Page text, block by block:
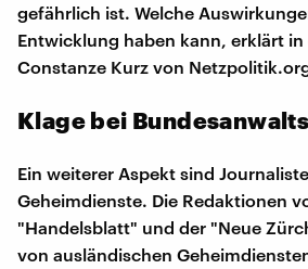
gefährlich ist. Welche
Entwicklung haben kann, erklärt in
Constanze Kurz von
Klage bei
Ein weiterer Aspekt sind
Geheimdienste. Die Redaktionen
"Handelsblatt" und der "Neue
von ausländischen